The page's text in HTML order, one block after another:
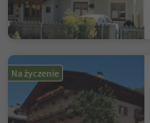
Na życzenie